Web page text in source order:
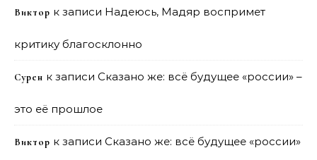
Виктор к записи Надеюсь, Мадяр воспримет
критику благосклонно
Сурен к записи Сказано же: всё будущее «россии» –
это её прошлое
Виктор к записи Сказано же: всё будущее «россии»